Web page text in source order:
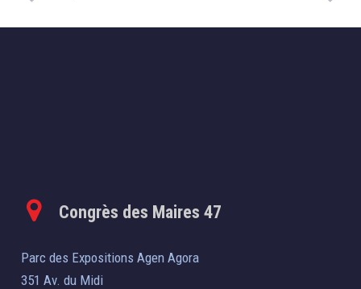
Congrès des Maires 47
Parc des Expositions Agen Agora
351 Av. du Midi